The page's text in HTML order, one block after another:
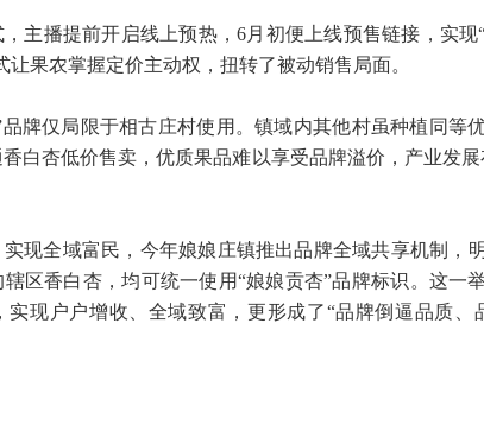
主播提前开启线上预热，6月初便上线预售链接，实
让果农掌握定价主动权，扭转了被动销售局面。
品牌仅局限于相古庄村使用。镇域内其他村虽种植同等
白杏低价售卖，优质果品难以享受品牌溢价，产业发
现全域富民，今年娘娘庄镇推出品牌全域共享机制，
区香白杏，均可统一使用“娘娘贡杏”品牌标识。这一
实现户户增收、全域致富，更形成了“品牌倒逼品质、